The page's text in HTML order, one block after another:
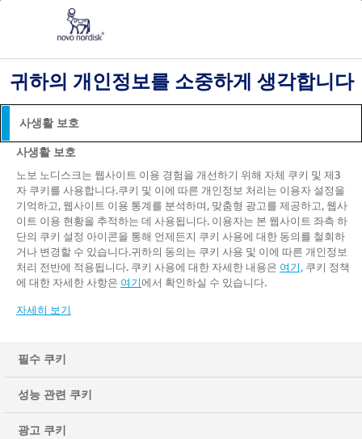
Go to the page content
귀하의 개인정보를 소중하게 생각합니다
사생활 보호
사생활 보호
노보 노디스크는 웹사이트 이용 경험을 개선하기 위해 자체 쿠키 및 제3
자 쿠키를 사용합니다.쿠키 및 이에 따른 개인정보 처리는 이용자 설정을
기억하고, 웹사이트 이용 통계를 분석하며, 맞춤형 광고를 제공하고, 웹사
이트 이용 현황을 추적하는 데 사용됩니다. 이용자는 본 웹사이트 좌측 하
단의 쿠키 설정 아이콘을 통해 언제든지 쿠키 사용에 대한 동의를 철회하
거나 변경할 수 있습니다.귀하의 동의는 쿠키 사용 및 이에 따른 개인정보
처리 전반에 적용됩니다. 쿠키 사용에 대한 자세한 내용은 여기, 쿠키 정책
에 대한 자세한 사항은 여기에서 확인하실 수 있습니다.
자세히 보기
필수 쿠키
성능 관련 쿠키
광고 쿠키